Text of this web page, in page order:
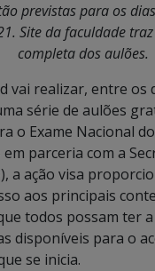
previstas para os
Site da faculdade
completa dos aulões.
vai realizar, entre os
série de aulões
o Exame Nacional
em parceria com a
a ação visa
aos principais
todos possam ter
disponíveis para o
se inicia.